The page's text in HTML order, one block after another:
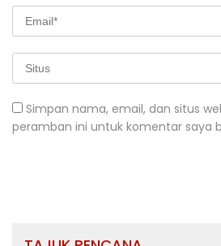
Simpan nama, email, dan situs
peramban ini untuk komentar saya